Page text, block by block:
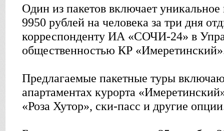
Один из пакетов включает
9950 рублей на человека за три дня
корреспонденту ИА «СОЧИ-24» в
общественностью КР
Предлагаемые пакетные туры
апартаментах курорта
«Роза Хутор», ски-пасс и другие